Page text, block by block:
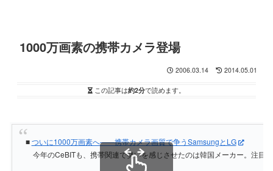
1000万画素の携帯カメラ登場
2006.03.14 2014.05.01
この記事は約2分で読めます。
■ついに1000万画素へ――携帯カメラ画質で争うSamsungとLG
今年のCeBITも、携帯関連で勢いを感じさせたのは韓国メーカー。注目